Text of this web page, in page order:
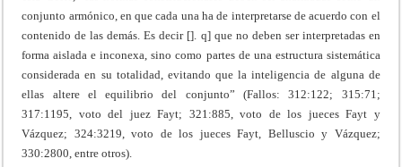
conjunto armónico, en que cada una ha de interpretarse de acuerdo con el
contenido de las demás. Es decir []. q] que no deben ser interpretadas en
forma aislada e inconexa, sino como partes de una estructura sistemática
considerada en su totalidad, evitando que la inteligencia de alguna de
ellas altere el equilibrio del conjunto” (Fallos: 312:122; 315:71;
317:1195, voto del juez Fayt; 321:885, voto de los jueces Fayt y
Vázquez; 324:3219, voto de los jueces Fayt, Belluscio y Vázquez;
330:2800, entre otros).